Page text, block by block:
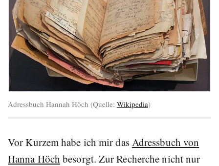
Adressbuch Hannah Höch (Quelle: Wikipedia)
Vor Kurzem habe ich mir dasAdressbuch von
Hanna Höch besorgt. Zur Recherche nicht nur